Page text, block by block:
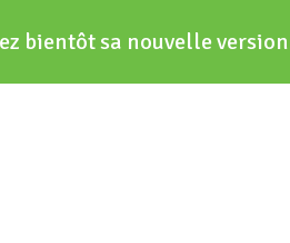
bientôt sa nouvelle